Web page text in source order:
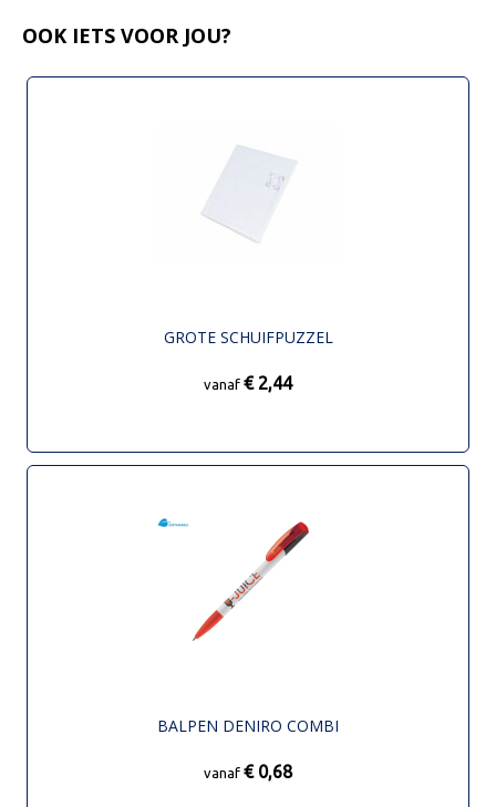
OOK IETS VOOR JOU?
GROTE SCHUIFPUZZEL
vanaf € 2,44
BALPEN DENIRO COMBI
vanaf € 0,68